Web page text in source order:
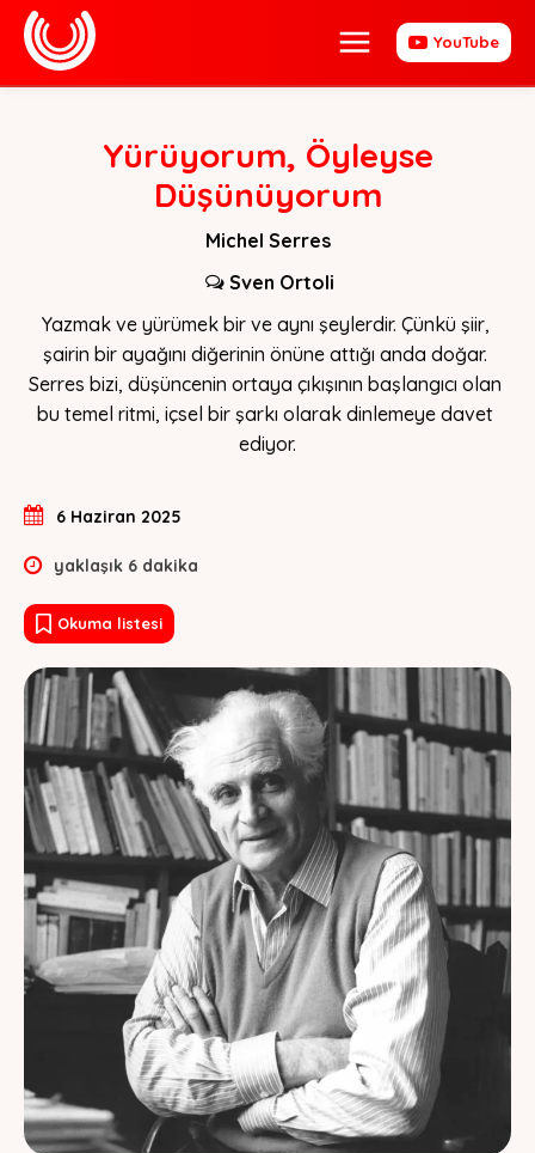
YouTube
Yürüyorum, Öyleyse
Düşünüyorum
Michel Serres
Sven Ortoli
Yazmak ve yürümek bir ve aynı şeylerdir. Çünkü şiir,
şairin bir ayağını diğerinin önüne attığı anda doğar.
Serres bizi, düşüncenin ortaya çıkışının başlangıcı olan
bu temel ritmi, içsel bir şarkı olarak dinlemeye davet
ediyor.
6 Haziran 2025
yaklaşık 6 dakika
Okuma listesi